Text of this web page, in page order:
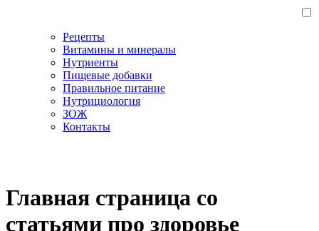
Рецепты
Витамины и минералы
Нутриенты
Пищевые добавки
Правильное питание
Нутрициология
ЗОЖ
Контакты
Главная страница со
статьями про здоровье